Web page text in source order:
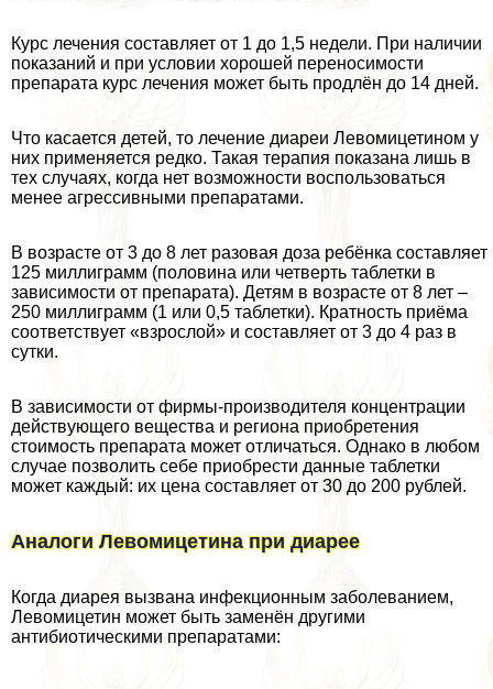
Курс лечения составляет от 1 до 1,5 недели. При наличии
показаний и при условии хорошей переносимости
препарата курс лечения может быть продлён до 14 дней.
Что касается детей, то лечение диареи Левомицетином у
них применяется редко. Такая терапия показана лишь в
тех случаях, когда нет возможности воспользоваться
менее агрессивными препаратами.
В возрасте от 3 до 8 лет разовая доза ребёнка составляет
125 миллиграмм (половина или четверть таблетки в
зависимости от препарата). Детям в возрасте от 8 лет –
250 миллиграмм (1 или 0,5 таблетки). Кратность приёма
соответствует «взрослой» и составляет от 3 до 4 раз в
сутки.
В зависимости от фирмы-производителя концентрации
действующего вещества и региона приобретения
стоимость препарата может отличаться. Однако в любом
случае позволить себе приобрести данные таблетки
может каждый: их цена составляет от 30 до 200 рублей.
Аналоги Левомицетина при диарее
Когда диарея вызвана инфекционным заболеванием,
Левомицетин может быть заменён другими
антибиотическими препаратами: